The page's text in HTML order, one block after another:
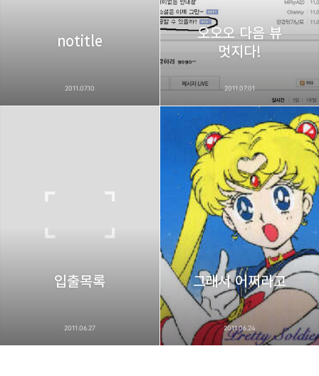
네이버 블로그
notitle
2011.07.10
오오오 다음 뷰
멋지다!
2011.07.01
입출목록
2011.06.27
그래서 어쩌라고
2011.06.24